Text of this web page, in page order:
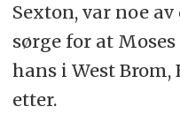
Sexton, var noe
sørge for at
hans i West
etter.